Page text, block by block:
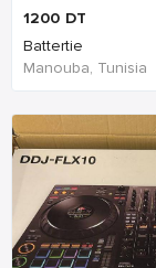
1200 DT
Battertie
Manouba, Tunisia